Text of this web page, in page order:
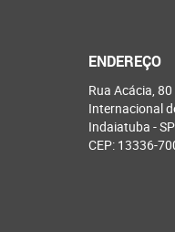
ENDEREÇO
Rua Acácia, 80
Internacional
Indaiatuba -SP
CEP: 13336-